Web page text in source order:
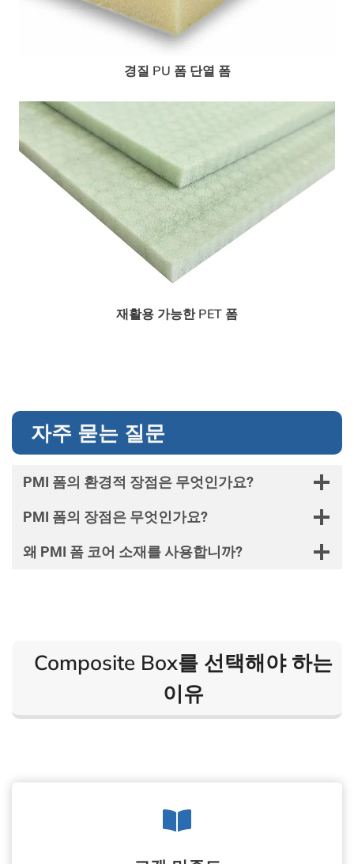
경질 PU 폼 단열 폼
재활용 가능한 PET 폼
자주 묻는 질문
PMI 폼의 환경적 장점은 무엇인가요?
PMI 폼의 장점은 무엇인가요?
왜 PMI 폼 코어 소재를 사용합니까?
Composite Box를 선택해야 하는
이유